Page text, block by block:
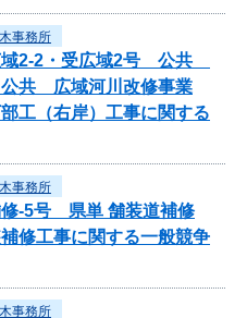
事務所
域2-2・受広域2号 公共
公共 広域河川改修事業
工（右岸）工事に関する
事務所
修-5号 県単 舗装道補修
修工事に関する一般競争
事務所